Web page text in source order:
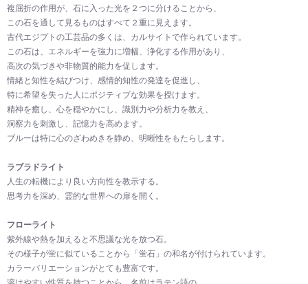
複屈折の作用が、石に入った光を２つに分けることから、
この石を通して見るものはすべて２重に見えます。
古代エジプトの工芸品の多くは、カルサイトで作られています。
この石は、エネルギーを強力に増幅、浄化する作用があり、
高次の気づきや非物質的能力を促します。
情緒と知性を結びつけ、感情的知性の発達を促進し、
特に希望を失った人にポジティブな効果を授けます。
精神を癒し、心を穏やかにし、識別力や分析力を教え、
洞察力を刺激し、記憶力を高めます。
ブルーは特に心のざわめきを静め、明晰性をもたらします。
ラブラドライト
人生の転機により良い方向性を教示する。
思考力を深め、霊的な世界への扉を開く。
フローライト
紫外線や熱を加えると不思議な光を放つ石。
その様子が蛍に似ていることから「蛍石」の和名が付けられています。
カラーバリエーションがとても豊富です。